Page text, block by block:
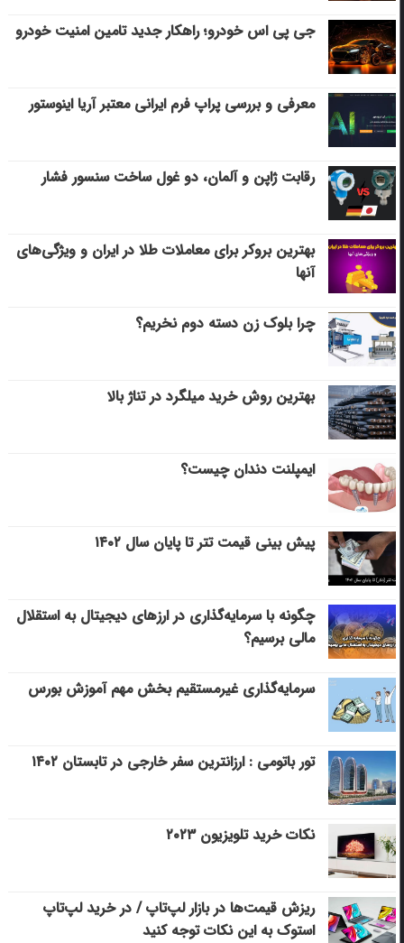
جی پی اس خودرو؛ راهکار جدید تامین امنیت خودرو
معرفی و بررسی پراپ فرم ایرانی معتبر آریا اینوستور
رقابت ژاپن و آلمان، دو غول ساخت سنسور فشار
بهترین بروکر برای معاملات طلا در ایران و ویژگی‌های
آنها
چرا بلوک زن دسته دوم نخریم؟
بهترین روش خرید میلگرد در تناژ بالا
ایمپلنت دندان چیست؟
پیش بینی قیمت تتر تا پایان سال ۱۴۰۲
چگونه با سرمایه‌گذاری در ارزهای دیجیتال به استقلال
مالی برسیم؟
سرمایه‌گذاری غیرمستقیم بخش مهم آموزش بورس
تور باتومی : ارزانترین سفر خارجی در تابستان ۱۴۰۲
نکات خرید تلویزیون ۲۰۲۳
ریزش قیمت‌ها در بازار لپ‌تاپ / در خرید لپ‌تاپ
استوک به این نکات توجه کنید